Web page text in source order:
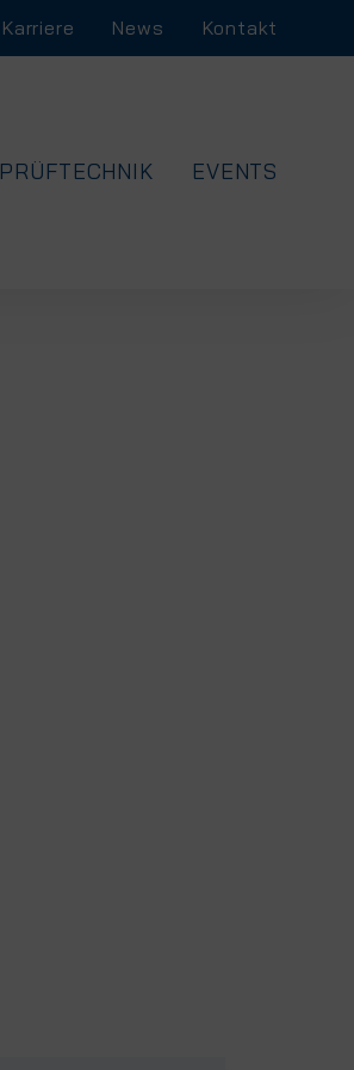
Karriere News Kontakt
PRÜFTECHNIK EVENTS